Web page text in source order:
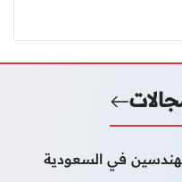
في السعودية